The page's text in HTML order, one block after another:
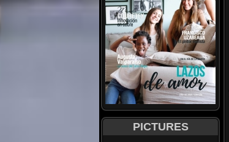
PICTURES